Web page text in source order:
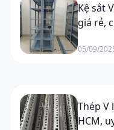
Kệ sắt
giá rẻ,
05/09/
Thép V
HCM,